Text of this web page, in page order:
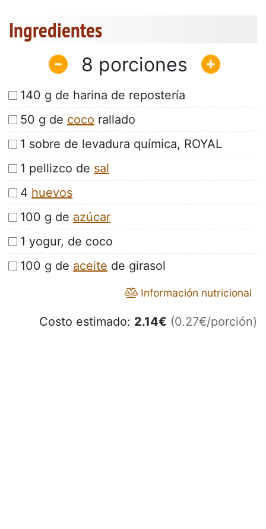
Ingredientes
8
140 g de harina de repostería
50 g de coco rallado
1 sobre de levadura química, ROYAL
1 pellizco de sal
4 huevos
100 g de azúcar
1 yogur, de coco
100 g de aceite de girasol
Información nutricional
Costo estimado: 2.14€ (0.27€/porción)